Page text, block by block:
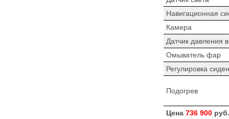
Навигационная
Камера
Датчик давления
Омыватель фар
Регулировка
Подогрев
Цена 736 900руб.